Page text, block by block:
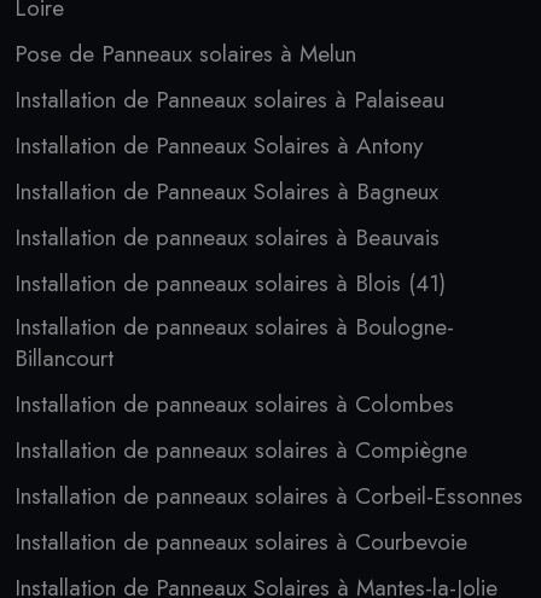
Loire
Pose de Panneaux solaires à Melun
Installation de Panneaux solaires à Palaiseau
Installation de Panneaux Solaires à Antony
Installation de Panneaux Solaires à Bagneux
Installation de panneaux solaires à Beauvais
Installation de panneaux solaires à Blois (41)
Installation de panneaux solaires à Boulogne-
Billancourt
Installation de panneaux solaires à Colombes
Installation de panneaux solaires à Compiègne
Installation de panneaux solaires à Corbeil-Essonnes
Installation de panneaux solaires à Courbevoie
Installation de Panneaux Solaires à Mantes-la-Jolie